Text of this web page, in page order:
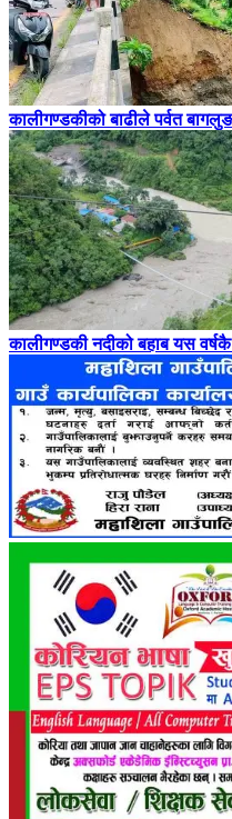
कालीगण्डकीको बाढीले पर्वत
कालीगण्डकी नदीको बहाब यस